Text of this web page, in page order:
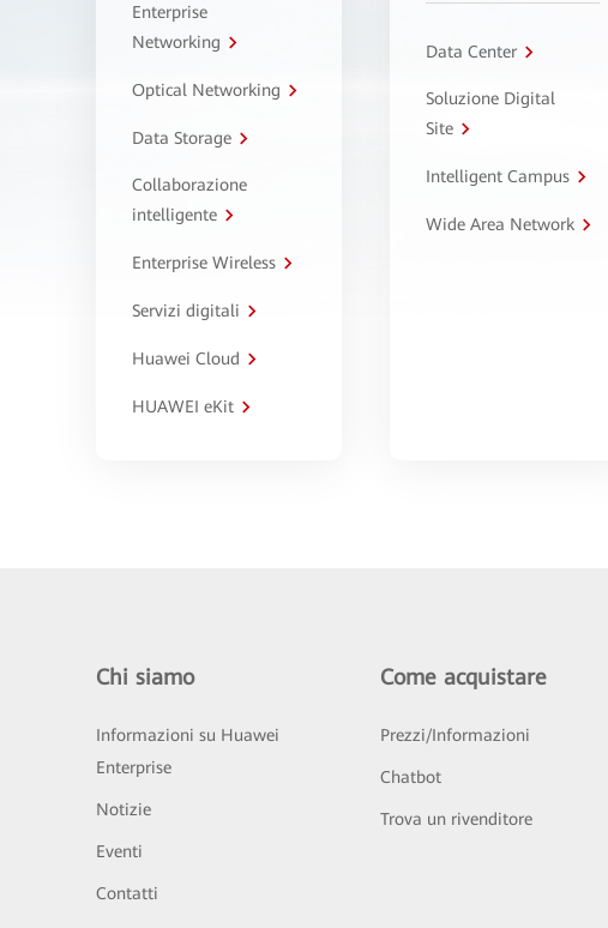
Enterprise
Networking
Optical Networking
Data Storage
Collaborazione
intelligente
Enterprise Wireless
Servizi digitali
Huawei Cloud
HUAWEI eKit
Data Center
Soluzione Digital
Site
Intelligent Campus
Wide Area Network
Chi siamo
Informazioni su Huawei
Enterprise
Notizie
Eventi
Contatti
Come acquistare
Prezzi/Informazioni
Chatbot
Trova un rivenditore